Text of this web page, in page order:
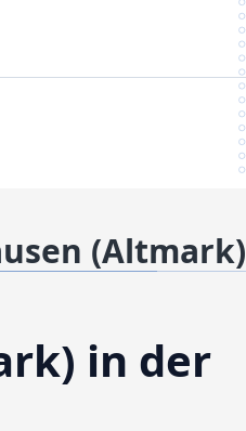
(Altmark)
in der